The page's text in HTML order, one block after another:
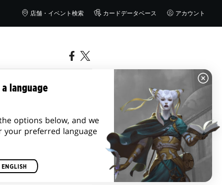
店舗・イベント検索 カードデータベース アカウント
リーの
a language
options below, and we
your preferred language
ENGLISH